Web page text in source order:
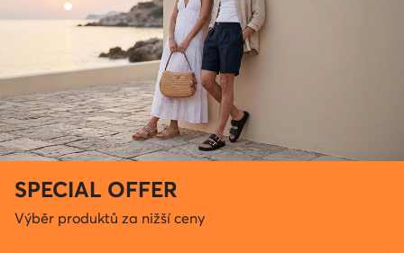
SPECIAL OFFER
Výběr produktů za nižší ceny